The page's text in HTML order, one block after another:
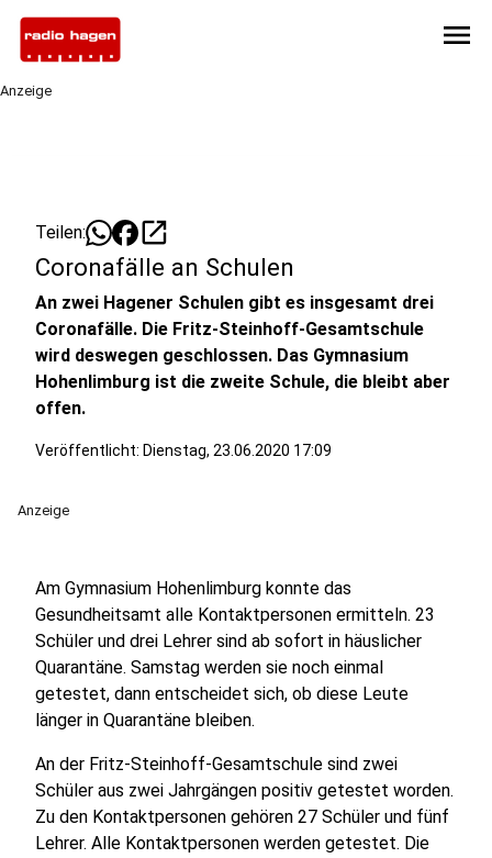
menu
Anzeige
Teilen: open_in_new
Coronafälle an Schulen
An zwei Hagener Schulen gibt es insgesamt drei
Coronafälle. Die Fritz-Steinhoff-Gesamtschule
wird deswegen geschlossen. Das Gymnasium
Hohenlimburg ist die zweite Schule, die bleibt aber
offen.
Veröffentlicht: Dienstag, 23.06.2020 17:09
Anzeige
Am Gymnasium Hohenlimburg konnte das
Gesundheitsamt alle Kontaktpersonen ermitteln. 23
Schüler und drei Lehrer sind ab sofort in häuslicher
Quarantäne. Samstag werden sie noch einmal
getestet, dann entscheidet sich, ob diese Leute
länger in Quarantäne bleiben.
An der Fritz-Steinhoff-Gesamtschule sind zwei
Schüler aus zwei Jahrgängen positiv getestet worden.
Zu den Kontaktpersonen gehören 27 Schüler und fünf
Lehrer. Alle Kontaktpersonen werden getestet. Die